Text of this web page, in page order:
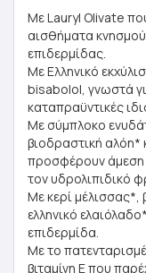
Με Lauryl Olivate
αισθήματα
επιδερμίδας.
Με Ελληνικό
bisabolol, γνωστά
καταπραϋντικές
Με σύμπλοκο
βιοδραστική αλόη*
προσφέρουν άμεση
τον υδρολιπιδικό
Με κερί μέλισσας*,
ελληνικό
επιδερμίδα.
Με το
βιταμίνη E που